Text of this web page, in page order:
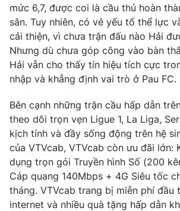
mức 6,7, được coi là cầu thủ hoàn
sân. Tuy nhiên, có vẻ yếu tố thể lực
cải thiện, vì chưa trận đấu nào Hải
Nhưng dù chưa góp công vào bàn
Hải vẫn cho thấy tín hiệu tích cực
nhập và khẳng định vai trò ở Pau FC.
Bên cạnh những trận cầu hấp dẫn
theo dõi trọn vẹn Ligue 1, La Liga,
kịch tính và đầy sống động trên hệ
của VTVcab, VTVcab còn ưu đãi lớn:
dụng trọn gói Truyền hình Số (200
Cáp quang 140Mbps + 4G Siêu tốc
tháng. VTVcab trang bị miễn phí đầu
internet và nhiều quà tặng hấp dẫn